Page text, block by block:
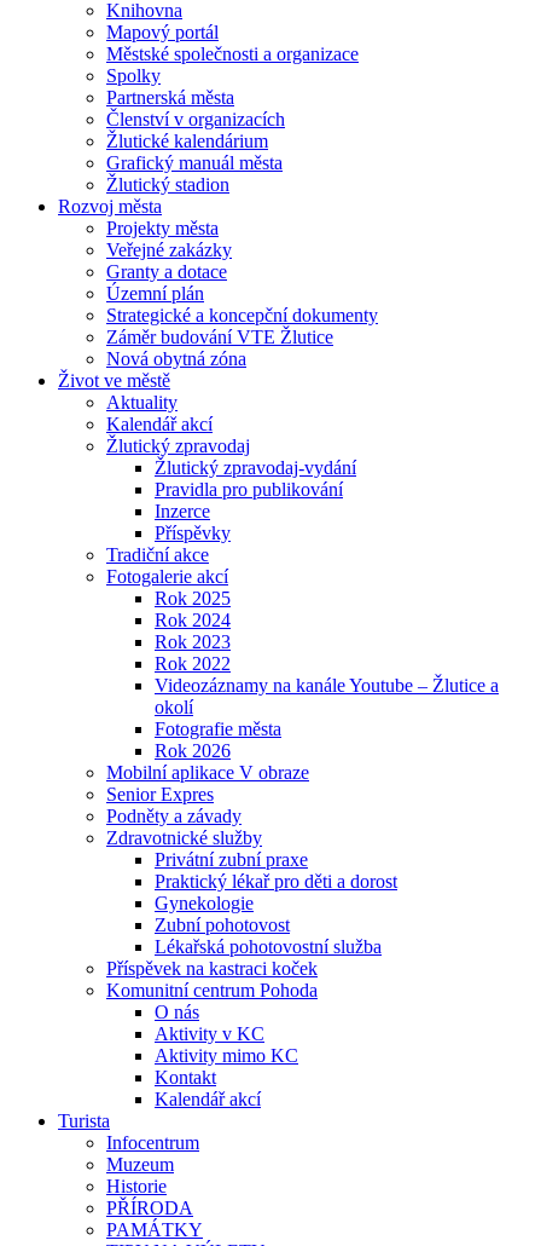
Knihovna
Mapový portál
Městské společnosti a organizace
Spolky
Partnerská města
Členství v organizacích
Žlutické kalendárium
Grafický manuál města
Žlutický stadion
Rozvoj města
Projekty města
Veřejné zakázky
Granty a dotace
Územní plán
Strategické a koncepční dokumenty
Záměr budování VTE Žlutice
Nová obytná zóna
Život ve městě
Aktuality
Kalendář akcí
Žlutický zpravodaj
Žlutický zpravodaj-vydání
Pravidla pro publikování
Inzerce
Příspěvky
Tradiční akce
Fotogalerie akcí
Rok 2025
Rok 2024
Rok 2023
Rok 2022
Videozáznamy na kanále Youtube – Žlutice a
okolí
Fotografie města
Rok 2026
Mobilní aplikace V obraze
Senior Expres
Podněty a závady
Zdravotnické služby
Privátní zubní praxe
Praktický lékař pro děti a dorost
Gynekologie
Zubní pohotovost
Lékařská pohotovostní služba
Příspěvek na kastraci koček
Komunitní centrum Pohoda
O nás
Aktivity v KC
Aktivity mimo KC
Kontakt
Kalendář akcí
Turista
Infocentrum
Muzeum
Historie
PŘÍRODA
PAMÁTKY